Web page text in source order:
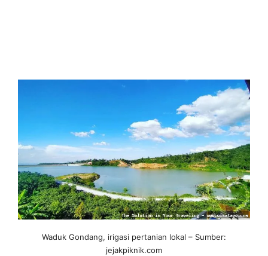
Waduk Gondang, irigasi pertanian lokal – Sumber:
jejakpiknik.com